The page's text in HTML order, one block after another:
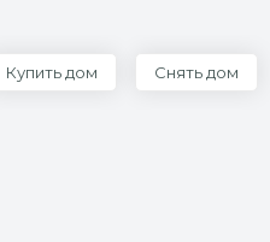
Купить дом Снять дом